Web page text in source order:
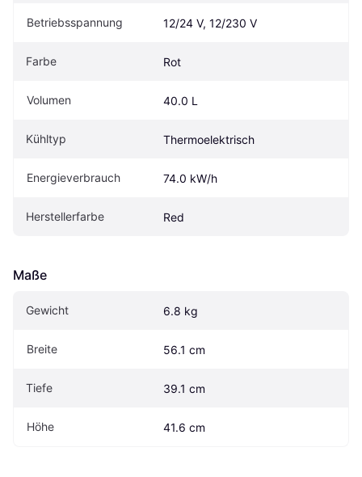
Betriebsspannung 12/24 V, 12/230 V
Farbe Rot
Volumen 40.0 L
Kühltyp Thermoelektrisch
Energieverbrauch 74.0 kW/h
Herstellerfarbe Red
Maße
Gewicht 6.8 kg
Breite 56.1 cm
Tiefe 39.1 cm
Höhe 41.6 cm